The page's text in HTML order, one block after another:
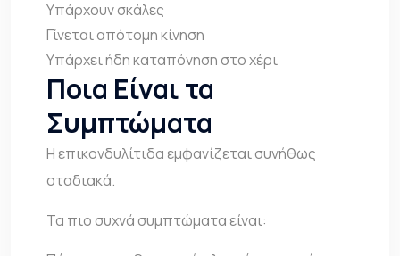
Υπάρχουν σκάλες
Γίνεται απότομη κίνηση
Υπάρχει ήδη καταπόνηση στο χέρι
Ποια Είναι τα
Συμπτώματα
Η επικονδυλίτιδα εμφανίζεται συνήθως
σταδιακά.
Τα πιο συχνά συμπτώματα είναι: